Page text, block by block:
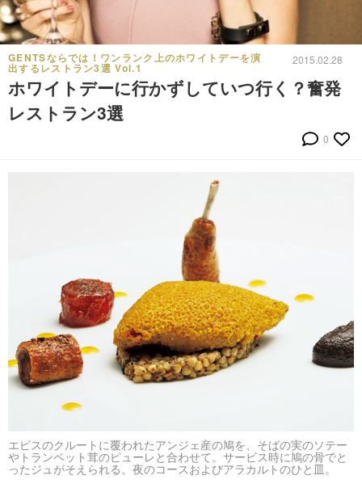
GENTSならでは！ワンランク上のホワイトデーを演
出するレストラン3選 Vol.1
2015.02.28
ホワイトデーに行かずしていつ行く？奮発
レストラン3選
0
エピスのクルートに覆われたアンジェ産の鳩を、そばの実のソテー
やトランペット茸のピューレと合わせて。サービス時に鳩の骨でと
ったジュがそえられる。夜のコースおよびアラカルトのひと皿。